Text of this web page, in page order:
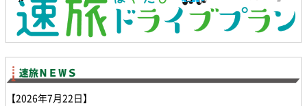
【2026年7月22日】